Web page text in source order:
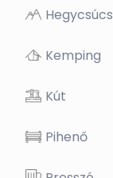
Hegycsúcs
Kemping
Kút
Pihenő